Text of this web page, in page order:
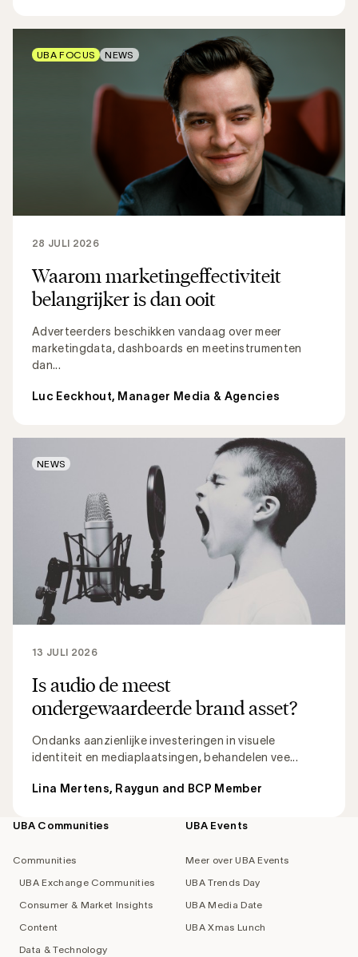
Waarom marketingeffectiviteit
belangrijker is dan ooit
Adverteerders beschikken vandaag over meer
marketingdata, dashboards en meetinstrumenten
dan...
28 JULI 2026
Luc Eeckhout, Manager Media & Agencies
UBA FOCUS NEWS
Is audio de meest
ondergewaardeerde brand asset?
Ondanks aanzienlijke investeringen in visuele
identiteit en mediaplaatsingen, behandelen vee...
13 JULI 2026
Lina Mertens, Raygun and BCP Member
NEWS
Footer
UBA Communities
Communities
UBA Exchange Communities
Consumer & Market Insights
Content
Data & Technology
UBA Events
Meer over UBA Events
UBA Trends Day
UBA Media Date
UBA Xmas Lunch